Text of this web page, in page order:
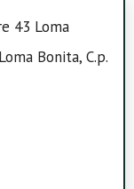
43 Loma
Bonita, C.p.